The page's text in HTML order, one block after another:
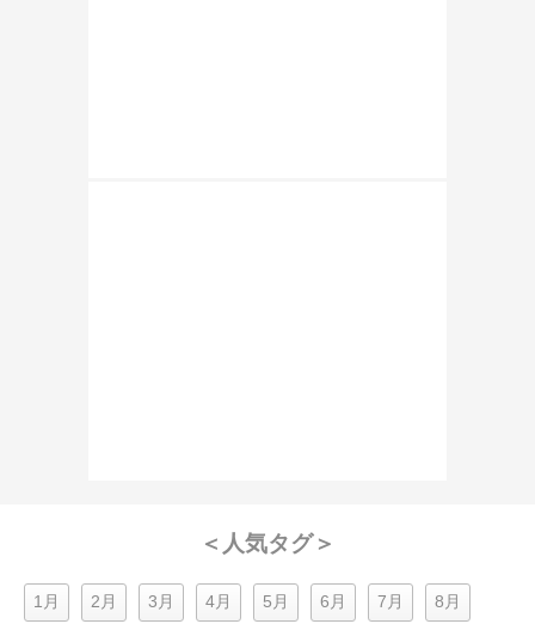
＜人気タグ＞
1月 2月 3月 4月 5月 6月 7月 8月